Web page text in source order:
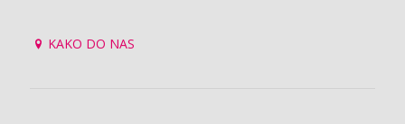
KAKO DO NAS